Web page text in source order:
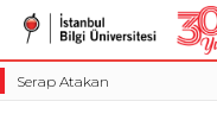
Serap Atakan